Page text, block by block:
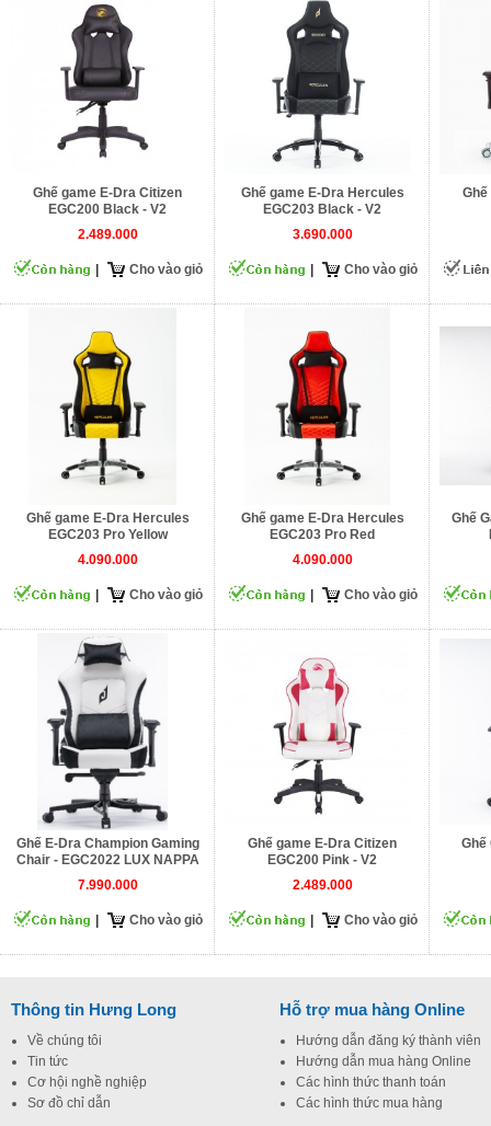
Ghế game E-Dra Citizen
EGC200 Black - V2
2.489.000
Cho vào giỏ
Ghế game E-Dra Hercules
EGC203 Black - V2
3.690.000
Cho vào giỏ
Ghế game E-Dra Hercules
EGC203 Pro Yellow
4.090.000
Cho vào giỏ
Ghế game E-Dra Hercules
EGC203 Pro Red
4.090.000
Cho vào giỏ
Ghế
Ghế E-Dra Champion Gaming
Chair - EGC2022 LUX NAPPA
7.990.000
Cho vào giỏ
Ghế game E-Dra Citizen
EGC200 Pink - V2
2.489.000
Cho vào giỏ
Ghế
Thông tin Hưng Long
Về chúng tôi
Tin tức
Cơ hội nghề nghiệp
Sơ đồ chỉ dẫn
Hỗ trợ mua hàng Online
Hướng dẫn đăng ký thành viên
Hướng dẫn mua hàng Online
Các hình thức thanh toán
Các hình thức mua hàng